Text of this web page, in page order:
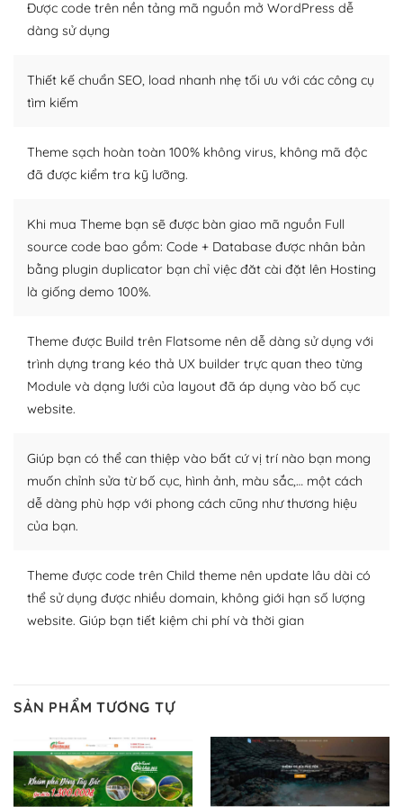
Dễ dàng tùy chỉnh trên WordPress
WordPress là nơi lưu trữ cho một diễn đàn cộng đồng
người cuồng tín WordPress.
Nếu bạn gặp khó khăn, bạn có thể lên mạng và tìm
lời, giải đáp vấn đề của bạn.
Cộng đồng sử dụng WordPress sẵn sàng hỗ trợ bạn
– Đa dạng plugin và themes
Plugin mở rộng là thành phần cài đặt thêm vào
WordPress để tăng thêm các tính năng cần thiết. Có
nhiều plugin trả phí hoặc miễn phí.
Nhờ lượng người dùng đông đảo, thư viện themes và
thích chọn lựa plugin và themes phù hợp cho mục đích
lập website của mình.
WordPress đa dạng plugin và themes
Với mọi Hosting bất kỳ thì WordPress đều có thể dễ
dàng thiết lập vì thực tế nó đã cung cấp khoảng 60%
trang web WordPress của bạn.
Dễ dàng lựa chọn Hosting cho website WordPress
– Bảo mật cực tốt
Được code trên nền tảng mã nguồn mở WordPress dễ
dàng sử dụng
Thiết kế chuẩn SEO, load nhanh nhẹ tối ưu với các công cụ
tìm kiếm
Theme sạch hoàn toàn 100% không virus, không mã độc
đã được kiểm tra kỹ lưỡng.
Khi mua Theme bạn sẽ được bàn giao mã nguồn Full
source code bao gồm: Code + Database được nhân bản
bằng plugin duplicator bạn chỉ việc đăt cài đặt lên Hosting
là giống demo 100%.
Theme được Build trên Flatsome nên dễ dàng sử dụng với
trình dựng trang kéo thả UX builder trực quan theo từng
Module và dạng lưới của layout đã áp dụng vào bố cục
website.
Giúp bạn có thể can thiệp vào bất cứ vị trí nào bạn mong
muốn chỉnh sửa từ bố cục, hình ảnh, màu sắc,… một cách
dễ dàng phù hợp với phong cách cũng như thương hiệu
của bạn.
Theme được code trên Child theme nên update lâu dài có
thể sử dụng được nhiều domain, không giới hạn số lượng
website. Giúp bạn tiết kiệm chi phí và thời gian
SẢN PHẨM TƯƠNG TỰ